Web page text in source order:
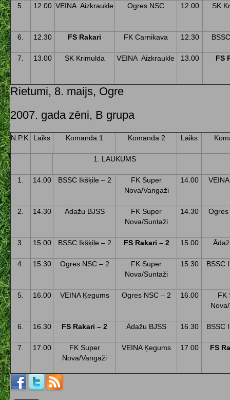
5. 12.00 VEINA Aizkraukle Ogres NSC 12.00 SK
6. 12.30 FS Rakari FK Carnikava 12.30
7. 13.00 SK Krimulda VEINA Aizkraukle 13.00 FS
Rietumi, 8. maijs, Ogre
2007. gada zēni, B grupa
N.P.K. Laiks Komanda 1 Komanda 2 Laiks
1. LAUKUMS
1. 14.00 BSSC Ikšķile – 2
FK Super
Nova/Vangaži
14.00
2. 14.30 Ādažu BJSS
FK Super
Nova/Suntaži
14.30 Ogres
3. 15.00 BSSC Ikšķile – 2 FS Rakari – 2 15.00
4. 15.30 Ogres NSC – 2
FK Super
Nova/Suntaži
15.30 BSSC
5. 16.00 VEINA Ķegums Ogres NSC – 2 16.00
FK
6. 16.30 FS Rakari – 2 Ādažu BJSS 16.30 BSSC
7. 17.00
FK Super
Nova/Vangaži
VEINA Ķegums 17.00 FS